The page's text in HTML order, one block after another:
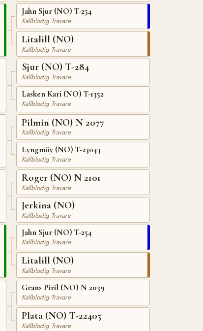
Jahn Sjur (NO) T-254
Kallblodig Travare
Litalill (NO)
Kallblodig Travare
Sjur (NO) T-284
Kallblodig Travare
Lasken Kari (NO) T-1352
Kallblodig Travare
Pilmin (NO) N 2077
Kallblodig Travare
Lyngmöy (NO) T-23043
Kallblodig Travare
Roger (NO) N 2101
Kallblodig Travare
Jerkina (NO)
Kallblodig Travare
Jahn Sjur (NO) T-254
Kallblodig Travare
Litalill (NO)
Kallblodig Travare
Grans Piril (NO) N 2039
Kallblodig Travare
Plata (NO) T-22405
Kallblodig Travare